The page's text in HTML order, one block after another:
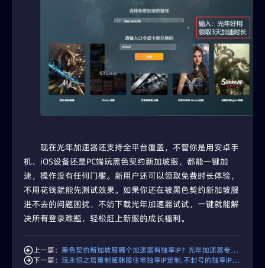
现在光年加速器还支持全平台覆盖，不管你是用安卓手
机、iOS设备还是PC端玩黑色契约新加坡服，都能一键加
速，操作没有任何门槛。新用户还可以领取免费时长体验，
不用花钱就能先测试效果。如果你还在被黑色契约新加坡服
进不去的问题困扰，不妨下载光年加速器试试，一键就能解
决所有登录难题，轻松赶上新服的成长福利。
上一篇：
黑色契约新加坡服哪个加速器有独享IP？光年加速器专属IP更安全
下一篇：
玩永恒之塔重制版韩服住宅独享IP定制,不封号的独享IP加速器推荐